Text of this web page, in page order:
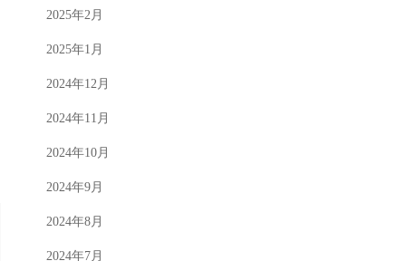
2025年2月
2025年1月
2024年12月
2024年11月
2024年10月
2024年9月
2024年8月
2024年7月